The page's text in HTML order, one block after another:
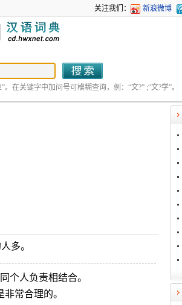
关注我们： 新浪微博
。在关键字中加问号可模糊查询，例：“文?” ;“文?学”。
多。
个人负责相结合。
常合理的。